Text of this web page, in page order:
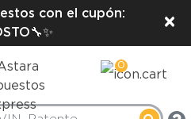
con el cupón:
×
0